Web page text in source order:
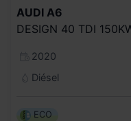
AUDI A6
DESIGN 40 TDI
2020
Diésel
ECO